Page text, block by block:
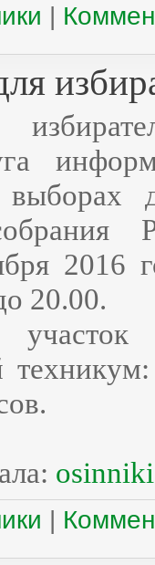
|
2016
20.00.
|